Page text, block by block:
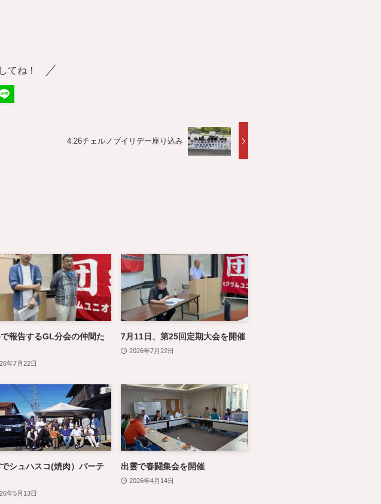
てね！
4.26チェルノブイリデー座り込み
報告するGL分会の仲間た
年7月22日
7月11日、第25回定期大会を開催
2026年7月22日
シュハスコ(焼肉）パーテ
年5月13日
出雲で春闘集会を開催
2026年4月14日